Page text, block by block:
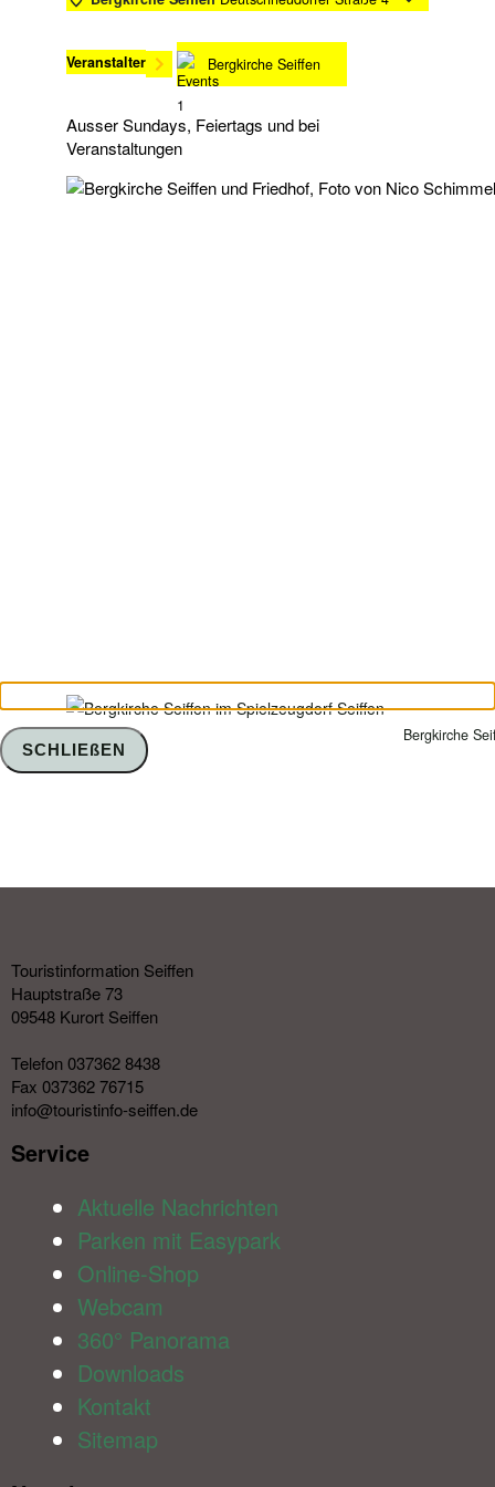
Veranstalter Bergkirche Seiffen
Ausser Sundays, Feiertags und bei
Veranstaltungen
Bergkirche
Touristinformation Seiffen
Hauptstraße 73
09548 Kurort Seiffen
Telefon 037362 8438
Fax 037362 76715
info@touristinfo-seiffen.de
Service​
Aktuelle Nachrichten
Parken mit Easypark
Online-Shop
Webcam
360° Panorama
Downloads
Kontakt
Sitemap
SCHLIEßEN